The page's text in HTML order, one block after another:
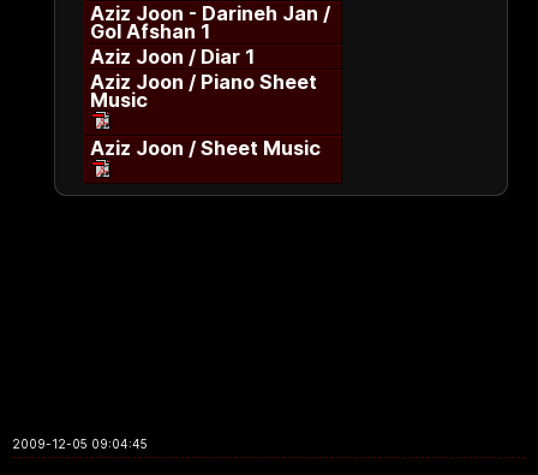
Aziz Joon - Darineh Jan /
Gol Afshan 1
Aziz Joon / Diar 1
Aziz Joon / Piano Sheet
Music
Aziz Joon / Sheet Music
2009-12-05 09:04:45